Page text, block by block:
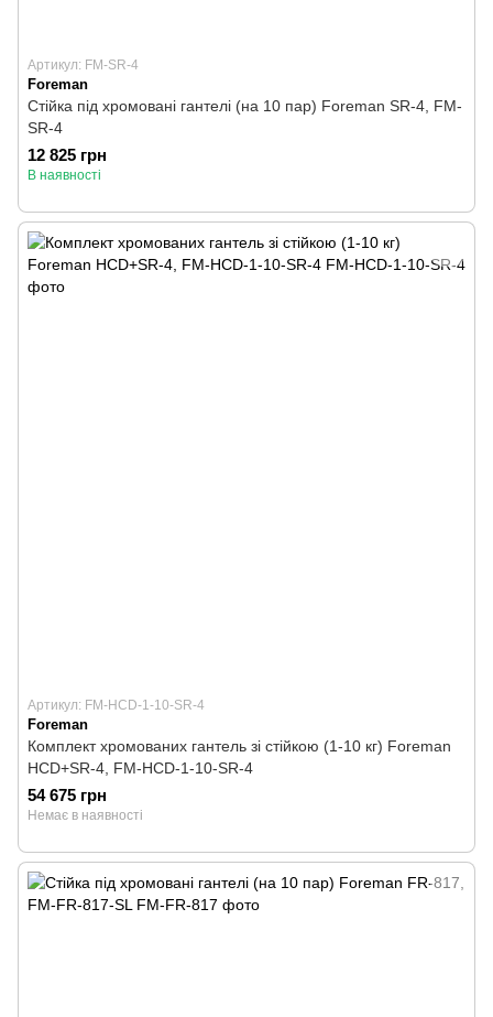
Артикул: FM-SR-4
Foreman
Стійка під хромовані гантелі (на 10 пар) Foreman SR-4, FM-
SR-4
12 825 грн
В наявності
Артикул: FM-HCD-1-10-SR-4
Foreman
Комплект хромованих гантель зі стійкою (1-10 кг) Foreman
HCD+SR-4, FM-HCD-1-10-SR-4
54 675 грн
Немає в наявності